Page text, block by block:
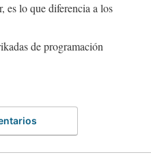
es lo que diferencia a los
de programación